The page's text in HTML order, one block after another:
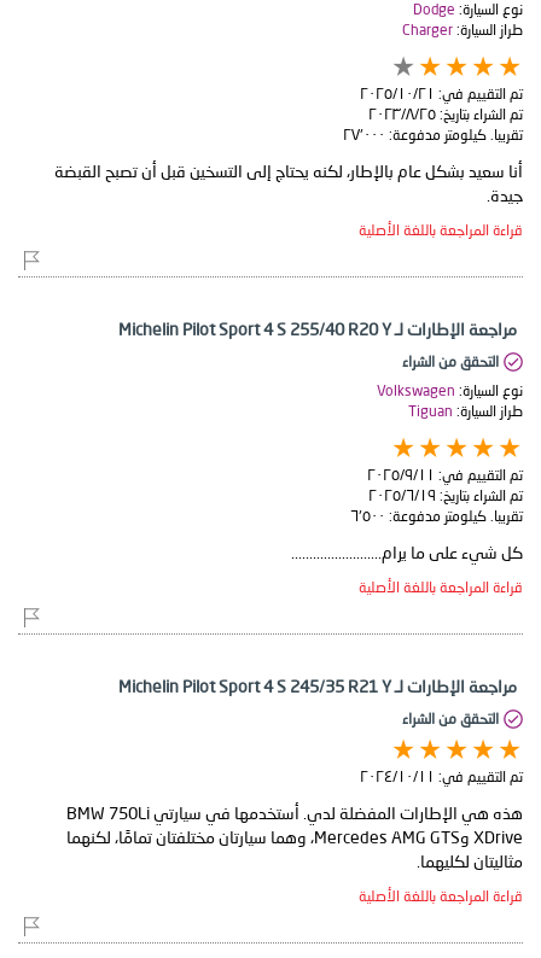
نوع السيارة: Dodge
طراز السيارة: Charger
تم التقييم في: ٢١‏/١٠‏/٢٠٢٥
تم الشراء بتاريخ: ٢٥‏/٨‏/٢٠٢٣
تقريبا. كيلومتر مدفوعة: ٢٧٬٠٠٠
أنا سعيد بشكل عام بالإطار، لكنه يحتاج إلى التسخين قبل أن تصبح القبضة
جيدة.
قراءة المراجعة باللغة الأصلية
مراجعة الإطارات لـ Michelin Pilot Sport 4 S 255/40 R20 Y
التحقق من الشراء
نوع السيارة: Volkswagen
طراز السيارة: Tiguan
تم التقييم في: ١١‏/٩‏/٢٠٢٥
تم الشراء بتاريخ: ١٩‏/٦‏/٢٠٢٥
تقريبا. كيلومتر مدفوعة: ٦٬٥٠٠
كل شيء على ما يرام.........................
قراءة المراجعة باللغة الأصلية
مراجعة الإطارات لـ Michelin Pilot Sport 4 S 245/35 R21 Y
التحقق من الشراء
تم التقييم في: ١١‏/١٠‏/٢٠٢٤
هذه هي الإطارات المفضلة لدي. أستخدمها في سيارتي BMW 750Li
XDrive وMercedes AMG GTS، وهما سيارتان مختلفتان تمامًا، لكنهما
مثاليتان لكليهما.
قراءة المراجعة باللغة الأصلية